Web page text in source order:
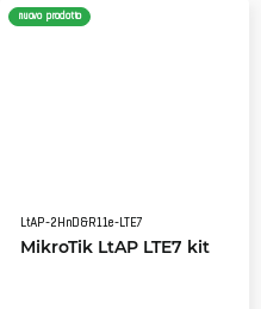
nuovo prodotto
LtAP-2HnD&R11e-LTE7
MikroTik LtAP LTE7 kit